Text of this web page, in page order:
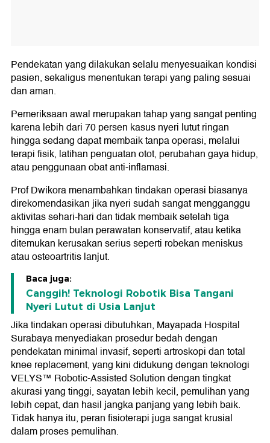
Pendekatan yang dilakukan selalu menyesuaikan kondisi
pasien, sekaligus menentukan terapi yang paling sesuai
dan aman.
Pemeriksaan awal merupakan tahap yang sangat penting
karena lebih dari 70 persen kasus nyeri lutut ringan
hingga sedang dapat membaik tanpa operasi, melalui
terapi fisik, latihan penguatan otot, perubahan gaya hidup,
atau penggunaan obat anti-inflamasi.
Prof Dwikora menambahkan tindakan operasi biasanya
direkomendasikan jika nyeri sudah sangat mengganggu
aktivitas sehari-hari dan tidak membaik setelah tiga
hingga enam bulan perawatan konservatif, atau ketika
ditemukan kerusakan serius seperti robekan meniskus
atau osteoartritis lanjut.
Baca juga:
Canggih! Teknologi Robotik Bisa Tangani
Nyeri Lutut di Usia Lanjut
Jika tindakan operasi dibutuhkan, Mayapada Hospital
Surabaya menyediakan prosedur bedah dengan
pendekatan minimal invasif, seperti artroskopi dan total
knee replacement, yang kini didukung dengan teknologi
VELYS™ Robotic-Assisted Solution dengan tingkat
akurasi yang tinggi, sayatan lebih kecil, pemulihan yang
lebih cepat, dan hasil jangka panjang yang lebih baik.
Tidak hanya itu, peran fisioterapi juga sangat krusial
dalam proses pemulihan.